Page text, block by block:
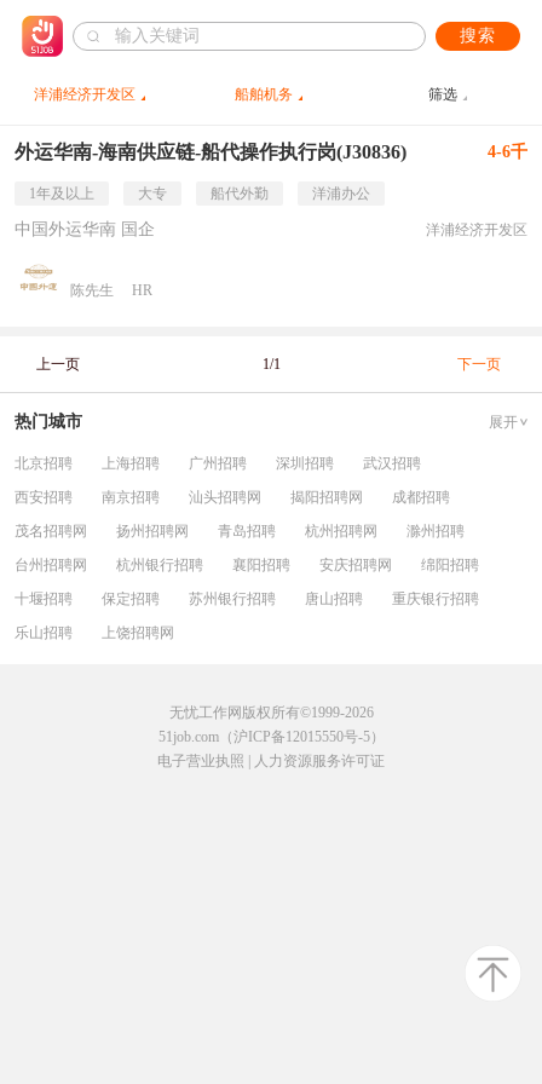
搜索
洋浦经济开发区 船舶机务 筛选
外运华南-海南供应链-船代操作执行岗(J30836) 4-6千
1年及以上 大专 船代外勤 洋浦办公
中国外运华南 国企 洋浦经济开发区
陈先生 HR
上一页 1/1 下一页
热门城市 展开
北京招聘 上海招聘 广州招聘 深圳招聘
武汉招聘
西安招聘
南京招聘 汕头招聘网 揭阳招聘网
成都招聘
茂名招聘网
扬州招聘网 青岛招聘 杭州招聘网
滁州招聘
台州招聘网
杭州银行招聘 襄阳招聘 安庆招聘网
绵阳招聘
十堰招聘
保定招聘 苏州银行招聘 唐山招聘
重庆银行招聘
乐山招聘
上饶招聘网
无忧工作网版权所有©1999-2026
51job.com（沪ICP备12015550号-5）
电子营业执照
人力资源服务许可证